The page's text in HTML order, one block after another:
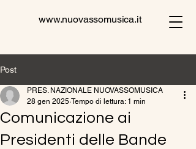
www.nuovassomusica.it
Post
Comunicazione ai
Presidenti delle Bande
PRES. NAZIONALE NUOVASSOMUSICA
28 gen 2025 Tempo di lettura: 1 min